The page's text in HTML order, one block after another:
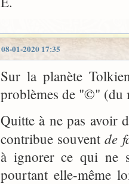
08-01-2020 17:35
Sur la planète
problèmes de "©" (du
Quitte à ne pas avoir
contribue souventde
à ignorer ce qui ne
pourtant elle-même